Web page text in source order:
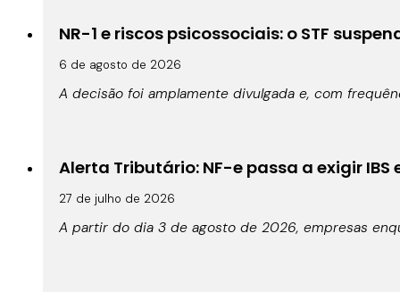
NR-1 e riscos psicossociais: o STF
6 de agosto de 2026
A decisão foi amplamente divulgada e, com
Alerta Tributário: NF-e passa a exigir IBS
27 de julho de 2026
A partir do dia 3 de agosto de 2026, empresas